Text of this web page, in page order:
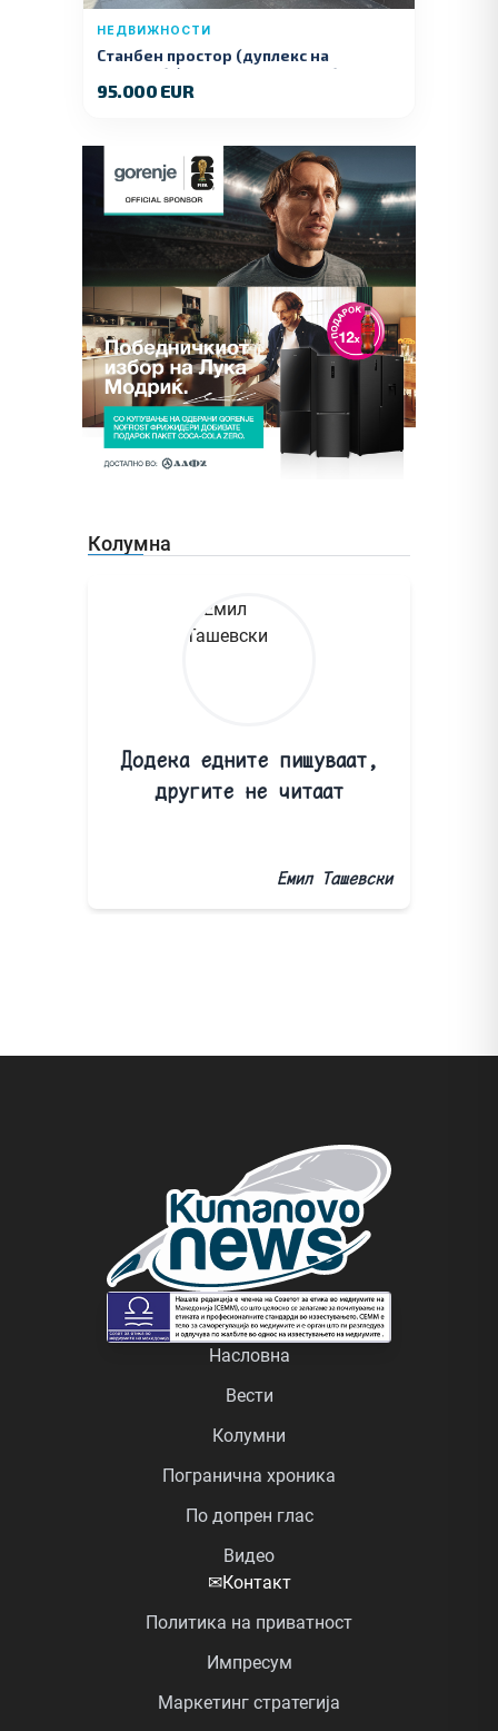
НЕДВИЖНОСТИ
Станбен простор (дуплекс на
продажба) – Ул. Стојан Арсов бр. 1,
Куманово
95.000 EUR
Колумна
Додека едните пишуваат,
другите не читаат
Емил Ташевски
Насловна
Вести
Колумни
Погранична хроника
По допрен глас
Видео
✉Контакт
Политика на приватност
Импресум
Маркетинг стратегија